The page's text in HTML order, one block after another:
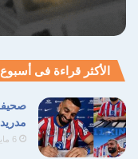
الأكثر قراءة فى أسبوع
6 مايو، 2026